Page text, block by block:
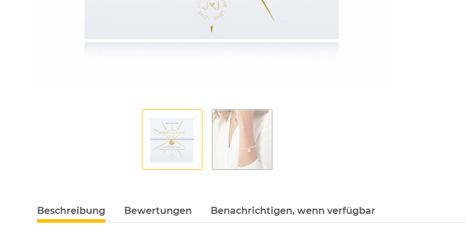
Beschreibung Bewertungen Benachrichtigen, wenn verfügbar